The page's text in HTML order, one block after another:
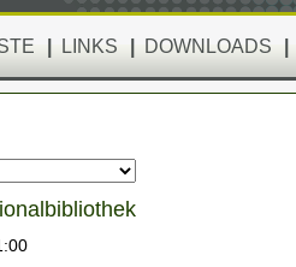
LINKS DOWNLOADS